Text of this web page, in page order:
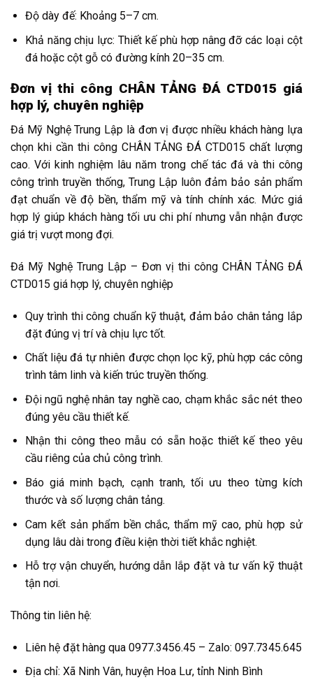
Độ dày đế: Khoảng 5–7 cm.
Khả năng chịu lực: Thiết kế phù hợp nâng đỡ các loại cột
đá hoặc cột gỗ có đường kính 20–35 cm.
Đơn vị thi công CHÂN TẢNG ĐÁ CTD015 giá
hợp lý, chuyên nghiệp
Đá Mỹ Nghệ Trung Lập là đơn vị được nhiều khách hàng lựa
chọn khi cần thi công CHÂN TẢNG ĐÁ CTD015 chất lượng
cao. Với kinh nghiệm lâu năm trong chế tác đá và thi công
công trình truyền thống, Trung Lập luôn đảm bảo sản phẩm
đạt chuẩn về độ bền, thẩm mỹ và tính chính xác. Mức giá
hợp lý giúp khách hàng tối ưu chi phí nhưng vẫn nhận được
giá trị vượt mong đợi.
Đá Mỹ Nghệ Trung Lập – Đơn vị thi công CHÂN TẢNG ĐÁ
CTD015 giá hợp lý, chuyên nghiệp
Quy trình thi công chuẩn kỹ thuật, đảm bảo chân tảng lắp
đặt đúng vị trí và chịu lực tốt.
Chất liệu đá tự nhiên được chọn lọc kỹ, phù hợp các công
trình tâm linh và kiến trúc truyền thống.
Đội ngũ nghệ nhân tay nghề cao, chạm khắc sắc nét theo
đúng yêu cầu thiết kế.
Nhận thi công theo mẫu có sẵn hoặc thiết kế theo yêu
cầu riêng của chủ công trình.
Báo giá minh bạch, cạnh tranh, tối ưu theo từng kích
thước và số lượng chân tảng.
Cam kết sản phẩm bền chắc, thẩm mỹ cao, phù hợp sử
dụng lâu dài trong điều kiện thời tiết khắc nghiệt.
Hỗ trợ vận chuyển, hướng dẫn lắp đặt và tư vấn kỹ thuật
tận nơi.
Thông tin liên hệ:
Liên hệ đặt hàng qua 0977.3456.45 – Zalo: 097.7345.645
Địa chỉ: Xã Ninh Vân, huyện Hoa Lư, tỉnh Ninh Bình